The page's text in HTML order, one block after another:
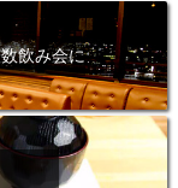
飲み会に